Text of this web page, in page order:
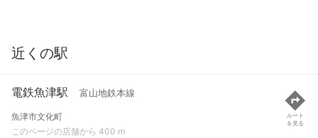
近くの駅
電鉄魚津駅 富山地鉄本線
魚津市文化町
このページの店舗から 400 m
ルート
を見る